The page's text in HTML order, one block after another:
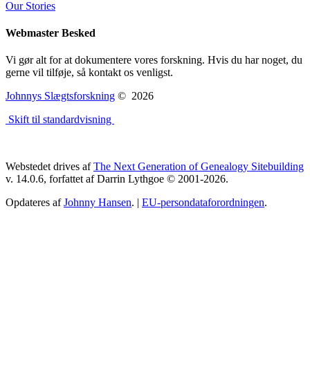
Our Stories
Webmaster Besked
Vi gør alt for at dokumentere vores forskning. Hvis du har noget, du
gerne vil tilføje, så kontakt os venligst.
Johnnys Slægtsforskning © 2026
Skift til standardvisning
Webstedet drives afThe Next Generation of Genealogy Sitebuilding
v. 14.0.6, forfattet af Darrin Lythgoe © 2001-2026.
Opdateres afJohnny Hansen. | EU-persondataforordningen.